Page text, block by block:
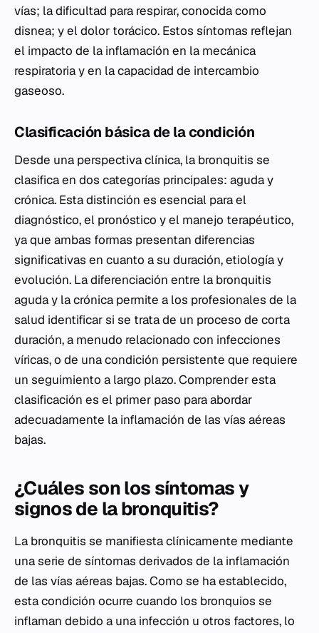
vías; la dificultad para respirar, conocida como
disnea; y el dolor torácico. Estos síntomas reflejan
el impacto de la inflamación en la mecánica
respiratoria y en la capacidad de intercambio
gaseoso.
Clasificación básica de la condición
Desde una perspectiva clínica, la bronquitis se
clasifica en dos categorías principales: aguda y
crónica. Esta distinción es esencial para el
diagnóstico, el pronóstico y el manejo terapéutico,
ya que ambas formas presentan diferencias
significativas en cuanto a su duración, etiología y
evolución. La diferenciación entre la bronquitis
aguda y la crónica permite a los profesionales de la
salud identificar si se trata de un proceso de corta
duración, a menudo relacionado con infecciones
víricas, o de una condición persistente que requiere
un seguimiento a largo plazo. Comprender esta
clasificación es el primer paso para abordar
adecuadamente la inflamación de las vías aéreas
bajas.
¿Cuáles son los síntomas y
signos de la bronquitis?
La bronquitis se manifiesta clínicamente mediante
una serie de síntomas derivados de la inflamación
de las vías aéreas bajas. Como se ha establecido,
esta condición ocurre cuando los bronquios se
inflaman debido a una infección u otros factores, lo